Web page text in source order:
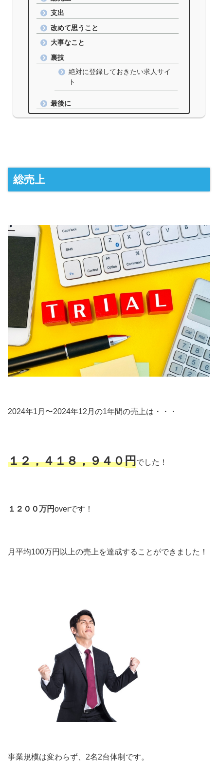
支出
改めて思うこと
大事なこと
裏技
絶対に登録しておきたい求人サイ
ト
最後に
総売上
2024年1月〜2024年12月の1年間の売上は・・・
１２，４１８，９４０円でした！
１２００万円overです！
月平均100万円以上の売上を達成することができました！
事業規模は変わらず、2名2台体制です。